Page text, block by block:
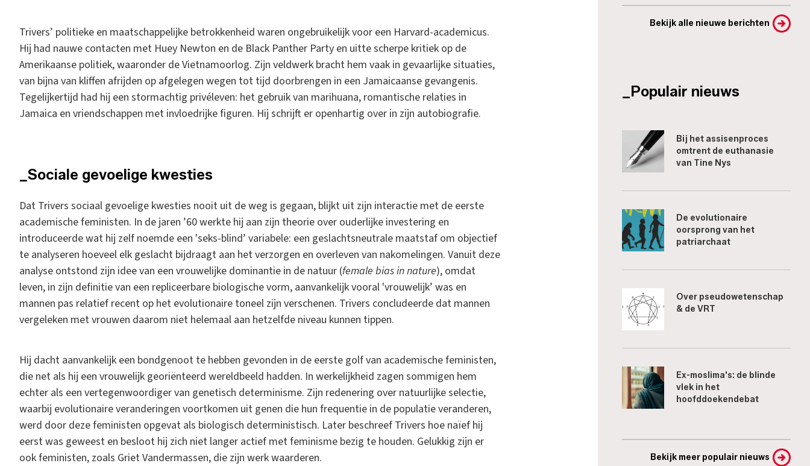
Trivers’ politieke en maatschappelijke betrokkenheid waren ongebruikelijk voor een Harvard-academicus.
Hij had nauwe contacten met Huey Newton en de Black Panther Party en uitte scherpe kritiek op de
Amerikaanse politiek, waaronder de Vietnamoorlog. Zijn veldwerk bracht hem vaak in gevaarlijke situaties,
van bijna van kliffen afrijden op afgelegen wegen tot tijd doorbrengen in een Jamaicaanse gevangenis.
Tegelijkertijd had hij een stormachtig privéleven: het gebruik van marihuana, romantische relaties in
Jamaica en vriendschappen met invloedrijke figuren. Hij schrijft er openhartig over in zijn autobiografie.
_Sociale gevoelige kwesties
Dat Trivers sociaal gevoelige kwesties nooit uit de weg is gegaan, blijkt uit zijn interactie met de eerste
academische feministen. In de jaren ’60 werkte hij aan zijn theorie over ouderlijke investering en
introduceerde wat hij zelf noemde een 'seks-blind’ variabele: een geslachtsneutrale maatstaf om objectief
te analyseren hoeveel elk geslacht bijdraagt aan het verzorgen en overleven van nakomelingen. Vanuit deze
analyse ontstond zijn idee van een vrouwelijke dominantie in de natuur (female bias in nature), omdat
leven, in zijn definitie van een repliceerbare biologische vorm, aanvankelijk vooral 'vrouwelijk’ was en
mannen pas relatief recent op het evolutionaire toneel zijn verschenen. Trivers concludeerde dat mannen
vergeleken met vrouwen daarom niet helemaal aan hetzelfde niveau kunnen tippen.
Hij dacht aanvankelijk een bondgenoot te hebben gevonden in de eerste golf van academische feministen,
die net als hij een vrouwelijk georiënteerd wereldbeeld hadden. In werkelijkheid zagen sommigen hem
echter als een vertegenwoordiger van genetisch determinisme. Zijn redenering over natuurlijke selectie,
waarbij evolutionaire veranderingen voortkomen uit genen die hun frequentie in de populatie veranderen,
werd door deze feministen opgevat als biologisch deterministisch. Later beschreef Trivers hoe naïef hij
eerst was geweest en besloot hij zich niet langer actief met feminisme bezig te houden. Gelukkig zijn er
ook feministen, zoals Griet Vandermassen, die zijn werk waarderen.
Bekijk alle nieuwe berichten
_Populair nieuws
Bij het assisenproces
omtrent de euthanasie
van Tine Nys
De evolutionaire
oorsprong van het
patriarchaat
Over pseudowetenschap
& de VRT
Ex-moslima's: de blinde
vlek in het
hoofddoekendebat
Bekijk meer populair nieuws